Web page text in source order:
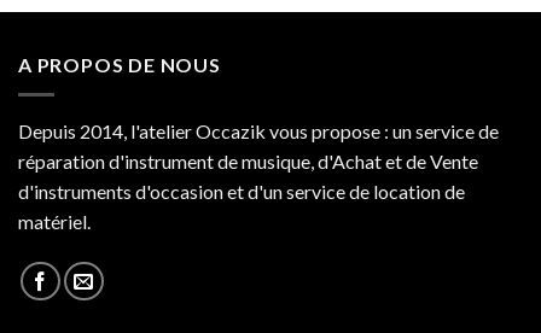
A PROPOS DE NOUS
Depuis 2014, l'atelier Occazik vous propose : un service de
réparation d'instrument de musique, d'Achat et de Vente
d'instruments d'occasion et d'un service de location de
matériel.